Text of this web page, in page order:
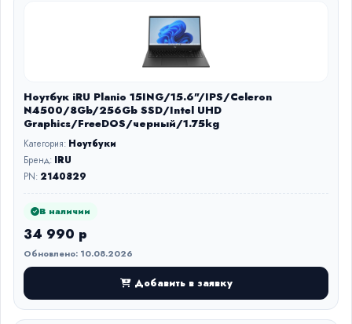
Ноутбук iRU Planio 15ING/15.6"/IPS/Celeron
N4500/8Gb/256Gb SSD/Intel UHD
Graphics/FreeDOS/черный/1.75kg
Категория: Ноутбуки
Бренд: IRU
PN: 2140829
В наличии
34 990 р
Обновлено: 10.08.2026
Добавить в заявку